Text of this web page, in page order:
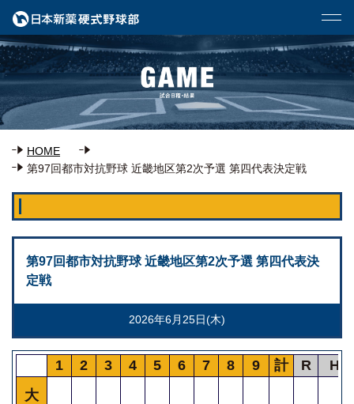
HOME
第97回都市対抗野球 近畿地区第2次予選 第四代表決定戦
第97回都市対抗野球 近畿地区第2次予選 第四代表決
定戦
2026年6月25日(木)
1 2 3 4 5 6 7 8 9 計 R
H
大